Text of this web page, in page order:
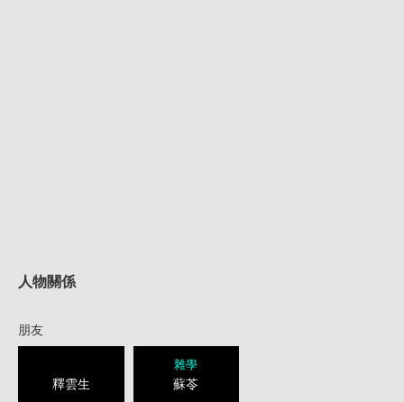
人物關係
朋友
釋雲生
雜學
蘇苓